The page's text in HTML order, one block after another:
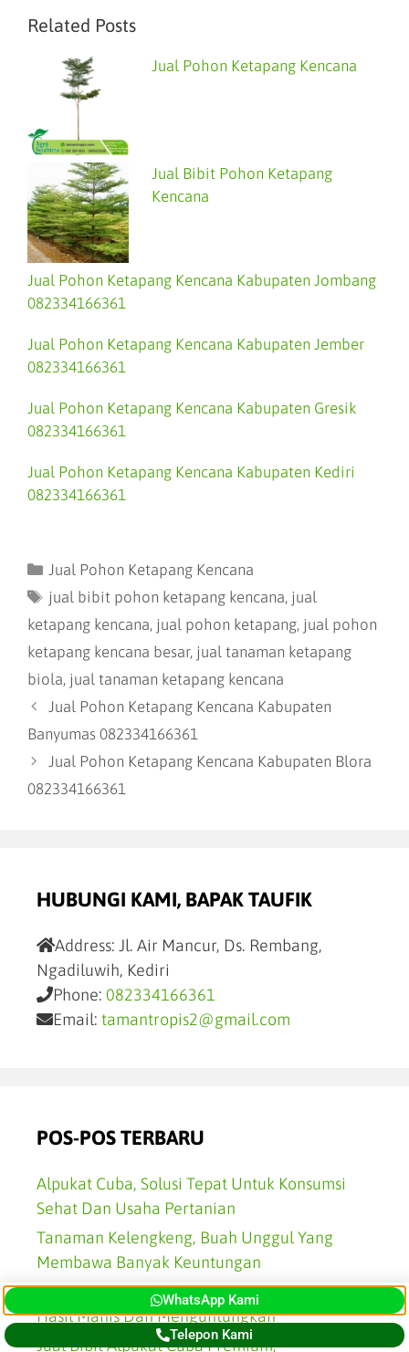
Related Posts
Jual Pohon Ketapang Kencana
Jual Bibit Pohon Ketapang
Kencana
Jual Pohon Ketapang Kencana Kabupaten Jombang
082334166361
Jual Pohon Ketapang Kencana Kabupaten Jember
082334166361
Jual Pohon Ketapang Kencana Kabupaten Gresik
082334166361
Jual Pohon Ketapang Kencana Kabupaten Kediri
082334166361
Jual Pohon Ketapang Kencana
jual bibit pohon ketapang kencana, jual
ketapang kencana, jual pohon ketapang, jual pohon
ketapang kencana besar, jual tanaman ketapang
biola, jual tanaman ketapang kencana
Jual Pohon Ketapang Kencana Kabupaten
Banyumas 082334166361
Jual Pohon Ketapang Kencana Kabupaten Blora
082334166361
HUBUNGI KAMI, BAPAK TAUFIK
Address: Jl. Air Mancur, Ds. Rembang,
Ngadiluwih, Kediri
Phone: 082334166361
Email: tamantropis2@gmail.com
POS-POS TERBARU
Alpukat Cuba, Solusi Tepat Untuk Konsumsi
Sehat Dan Usaha Pertanian
Tanaman Kelengkeng, Buah Unggul Yang
Membawa Banyak Keuntungan
Jual Bibit Kelengkeng Unggul Siap Tanam,
Hasil Manis Dan Menguntungkan
Jual Bibit Alpukat Cuba Premium,
WhatsApp Kami
Telepon Kami